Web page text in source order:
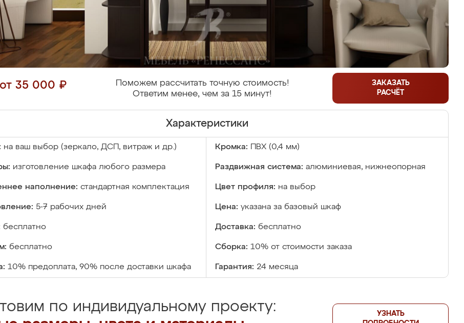
35 000 ₽
Поможем рассчитать точную стоимость!
Ответим менее, чем за 15 минут!
ЗАКАЗАТЬ
РАСЧЁТ
Характеристики
на ваш выбор (зеркало, ДСП, витраж и др.) Кромка: ПВХ (0,4 мм)
изготовление шкафа любого размера Раздвижная система: алюминиевая, нижнеопорная
наполнение: стандартная комплектация Цвет профиля: на выбор
5-7 рабочих дней Цена: указана за базовый шкаф
бесплатно Доставка: бесплатно
бесплатно Сборка: 10% от стоимости заказа
10% предоплата, 90% после доставки шкафа Гарантия: 24 месяца
по индивидуальному проекту:
УЗНАТЬ